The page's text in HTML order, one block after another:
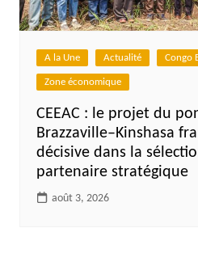
A la Une Actualité Congo
Zone économique
CEEAC : le projet du
Brazzaville–Kinshasa
décisive dans la
partenaire stratégique
août 3, 2026